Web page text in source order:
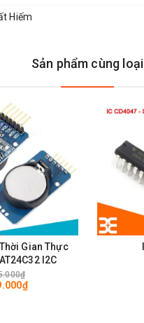
Hiếm
Sản phẩm cùng loại
Gian Thực
I2C